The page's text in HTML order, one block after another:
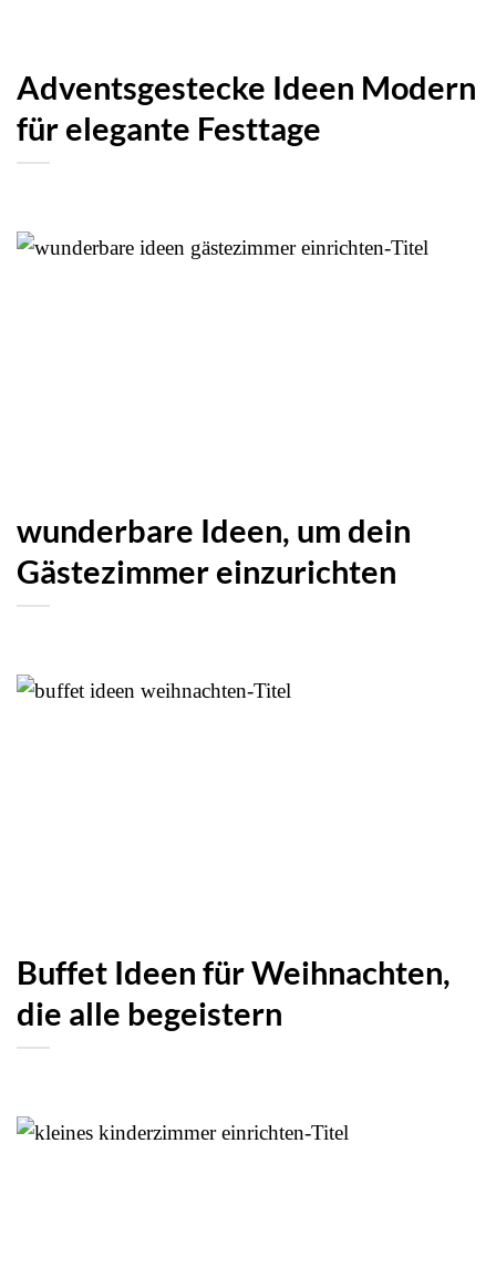
Adventsgestecke Ideen Modern
für elegante Festtage
wunderbare Ideen, um dein
Gästezimmer einzurichten
Buffet Ideen für Weihnachten,
die alle begeistern